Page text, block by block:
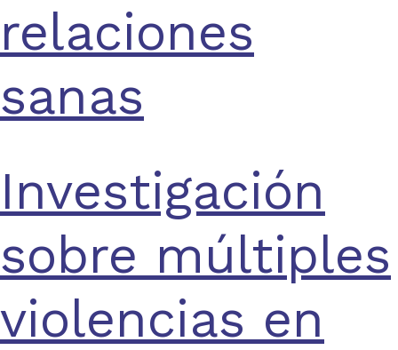
relaciones
sanas
Investigación
sobre múltiples
violencias en